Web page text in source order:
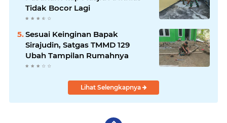
Tidak Bocor Lagi
Sesuai Keinginan Bapak
Sirajudin, Satgas TMMD 129
Ubah Tampilan Rumahnya
Lihat Selengkapnya